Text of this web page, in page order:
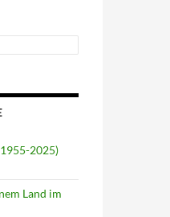
2025)
Land im